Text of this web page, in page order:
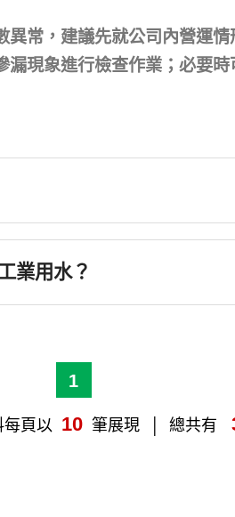
常，建議先就公司內營運
現象進行檢查作業；必要
業用水？
1
每頁以 10 筆展現 總共有